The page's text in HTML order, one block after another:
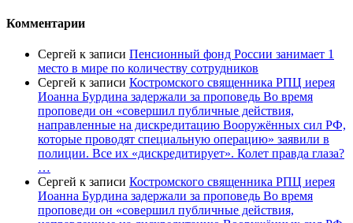
Комментарии
Сергей к записи Пенсионный фонд России занимает 1
место в мире по количеству сотрудников
Сергей к записи Костромского священника РПЦ иерея
Иоанна Бурдина задержали за проповедь Во время
проповеди он «совершил публичные действия,
направленные на дискредитацию Вооружённых сил РФ,
которые проводят специальную операцию» заявили в
полиции. Все их «дискредитирует». Колет правда глаза?
…
Сергей к записи Костромского священника РПЦ иерея
Иоанна Бурдина задержали за проповедь Во время
проповеди он «совершил публичные действия,